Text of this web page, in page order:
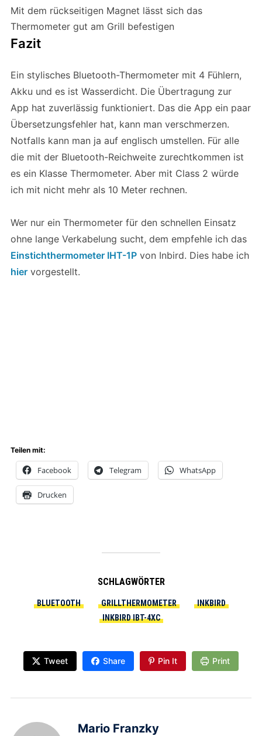
Mit dem rückseitigen Magnet lässt sich das
Thermometer gut am Grill befestigen
Fazit
Ein stylisches Bluetooth-Thermometer mit 4 Fühlern,
Akku und es ist Wasserdicht. Die Übertragung zur
App hat zuverlässig funktioniert. Das die App ein paar
Übersetzungsfehler hat, kann man verschmerzen.
Notfalls kann man ja auf englisch umstellen. Für alle
die mit der Bluetooth-Reichweite zurechtkommen ist
es ein Klasse Thermometer. Aber mit Class 2 würde
ich mit nicht mehr als 10 Meter rechnen.
Wer nur ein Thermometer für den schnellen Einsatz
ohne lange Verkabelung sucht, dem empfehle ich das
Einstichthermometer IHT-1Pvon Inbird. Dies habe ich
hiervorgestellt.
Teilen mit:
Facebook Telegram WhatsApp
Drucken
SCHLAGWÖRTER
BLUETOOTH GRILLTHERMOMETER
INKBIRD
INKBIRD IBT-4XC
Tweet Share Pin It Print
Mario Franzky